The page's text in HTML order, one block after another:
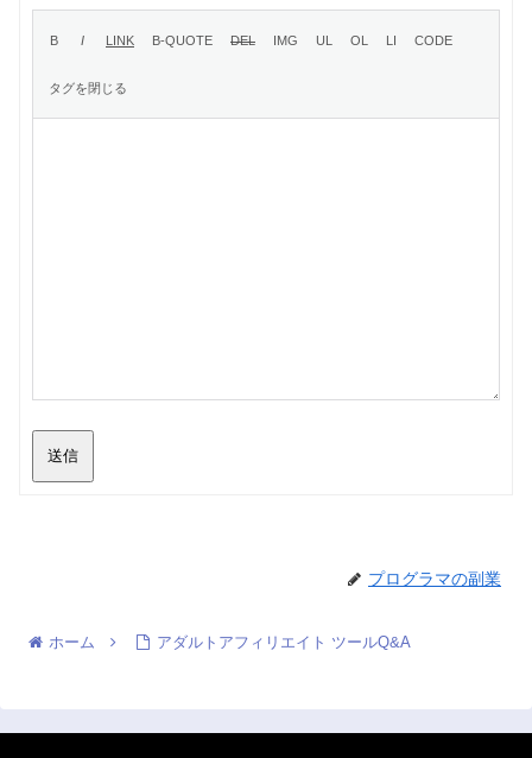
送信
プログラマの副業
ホーム アダルトアフィリエイト ツールQ&A